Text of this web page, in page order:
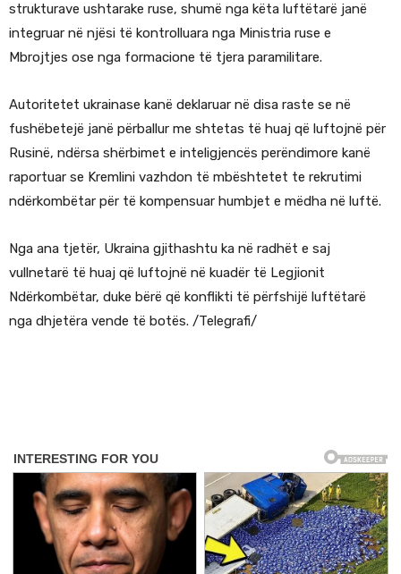
strukturave ushtarake ruse, shumë nga këta luftëtarë janë
integruar në njësi të kontrolluara nga Ministria ruse e
Mbrojtjes ose nga formacione të tjera paramilitare.
Autoritetet ukrainase kanë deklaruar në disa raste se në
fushëbetejë janë përballur me shtetas të huaj që luftojnë për
Rusinë, ndërsa shërbimet e inteligjencës perëndimore kanë
raportuar se Kremlini vazhdon të mbështetet te rekrutimi
ndërkombëtar për të kompensuar humbjet e mëdha në luftë.
Nga ana tjetër, Ukraina gjithashtu ka në radhët e saj
vullnetarë të huaj që luftojnë në kuadër të Legjionit
Ndërkombëtar, duke bërë që konflikti të përfshijë luftëtarë
nga dhjetëra vende të botës. /Telegrafi/